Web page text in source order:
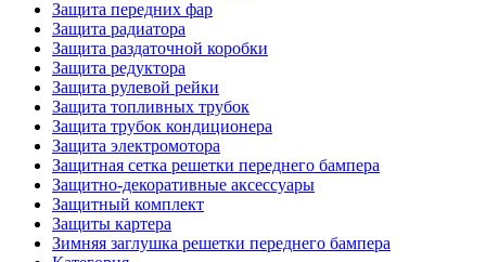
Защита передних фар
Защита радиатора
Защита раздаточной коробки
Защита редуктора
Защита рулевой рейки
Защита топливных трубок
Защита трубок кондиционера
Защита электромотора
Защитная сетка решетки переднего бампера
Защитно-декоративные аксессуары
Защитный комплект
Защиты картера
Зимняя заглушка решетки переднего бампера